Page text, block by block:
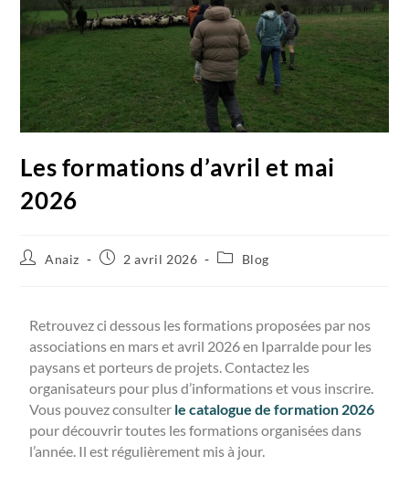
Les formations d’avril et mai
2026
Anaiz 2 avril 2026 Blog
Retrouvez ci dessous les formations proposées par nos
associations en mars et avril 2026 en Iparralde pour les
paysans et porteurs de projets. Contactez les
organisateurs pour plus d’informations et vous inscrire.
Vous pouvez consulter le catalogue de formation 2026
pour découvrir toutes les formations organisées dans
l’année. Il est régulièrement mis à jour.